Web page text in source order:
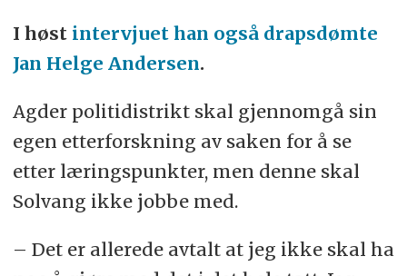
I høst intervjuet han også drapsdømte
Jan Helge Andersen.
Agder politidistrikt skal gjennomgå sin
egen etterforskning av saken for å se
etter læringspunkter, men denne skal
Solvang ikke jobbe med.
– Det er allerede avtalt at jeg ikke skal ha